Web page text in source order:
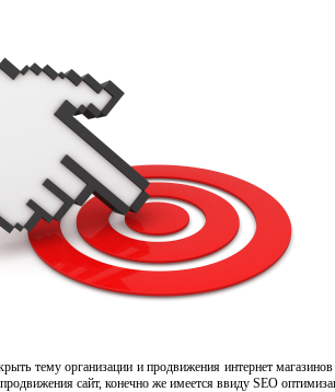
тему организации и продвижения интернет
сайт, конечно же имеется ввиду SEO